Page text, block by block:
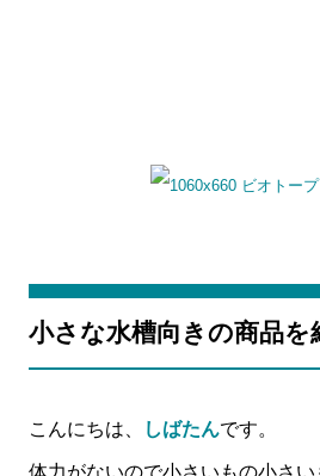
小さな水槽向きの商品を
こんにちは、 しばたんです。